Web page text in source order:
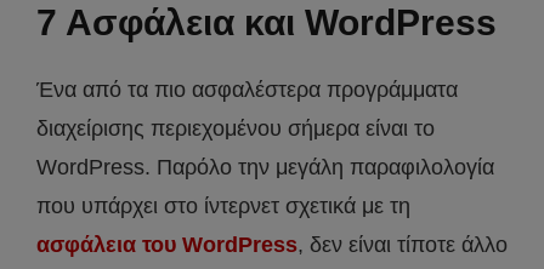
7 Ασφάλεια και WordPress
Ένα από τα πιο ασφαλέστερα προγράμματα
διαχείρισης περιεχομένου σήμερα είναι το
WordPress. Παρόλο την μεγάλη παραφιλολογία
που υπάρχει στο ίντερνετ σχετικά με τη
ασφάλεια του WordPress, δεν είναι τίποτε άλλο